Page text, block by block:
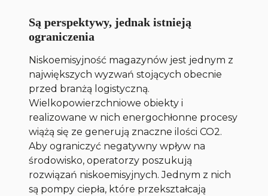
Są perspektywy, jednak istnieją
ograniczenia
Niskoemisyjność magazynów jest jednym z
największych wyzwań stojących obecnie
przed branżą logistyczną.
Wielkopowierzchniowe obiekty i
realizowane w nich energochłonne procesy
wiążą się ze generują znaczne ilości CO2.
Aby ograniczyć negatywny wpływ na
środowisko, operatorzy poszukują
rozwiązań niskoemisyjnych. Jednym z nich
są pompy ciepła, które przekształcają